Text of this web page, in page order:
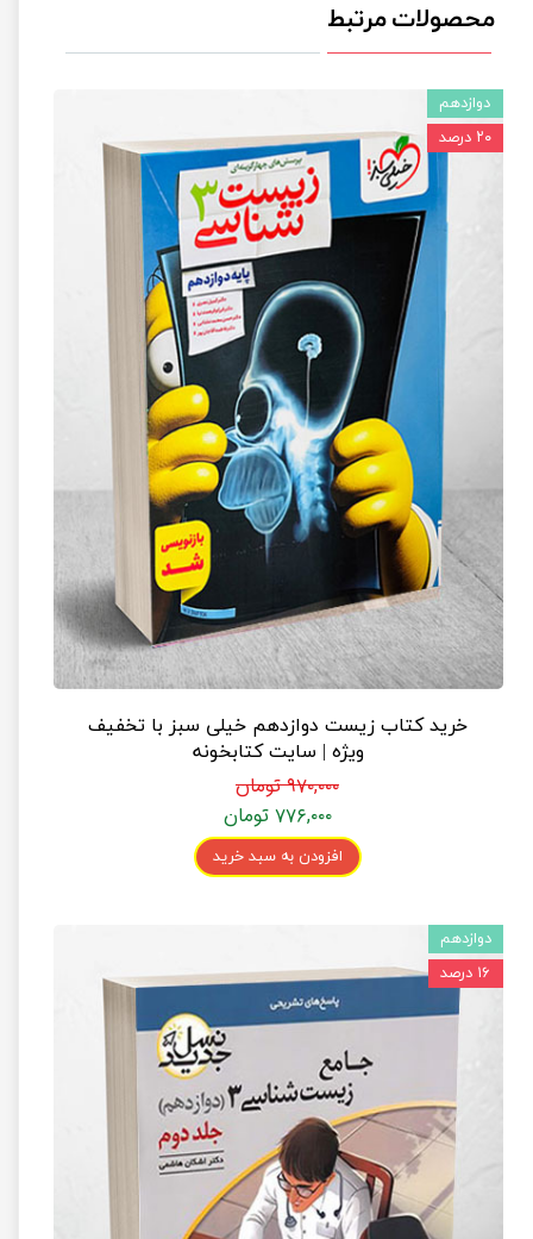
محصولات مرتبط
خرید کتاب زیست دوازدهم خیلی سبز با تخفیف
ویژه | سایت کتابخونه
۹۷۰,۰۰۰ تومان
۷۷۶,۰۰۰ تومان
افزودن به سبد خرید
دوازدهم
۲۰ درصد
دوازدهم
۱۶ درصد